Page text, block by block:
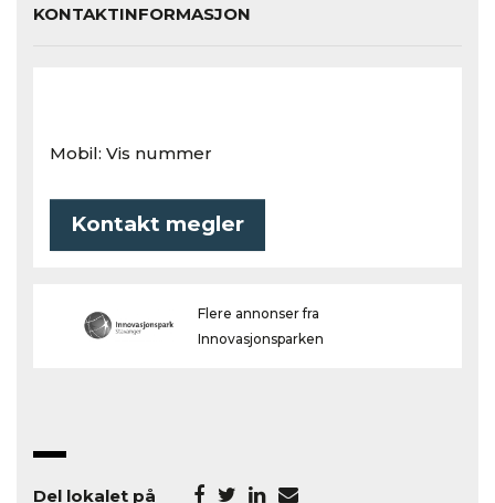
KONTAKTINFORMASJON
Mobil: Vis nummer
Kontakt megler
Flere annonser fra
Innovasjonsparken
Del lokalet på